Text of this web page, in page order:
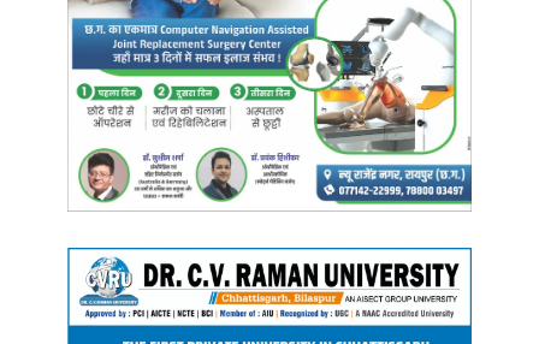
राशि 46.80 करोड़ रूपए है, जिसमें राजस्व न्यायालय के जरिए वसूली की कार्यवाही
प्रचलित है। माह सितंबर 2022 के बचत स्टॉक में अनियमितता पाए जाने के
कारण 31 उचित मूल्य दुकान संचालकों के विरुद्ध एफआईआर दर्ज कराई गई है।
247 दुकानों का आबंटन निरस्त तथा 303 दुकानों का आवंटन निलंबित किया गया
Manish Tiwari